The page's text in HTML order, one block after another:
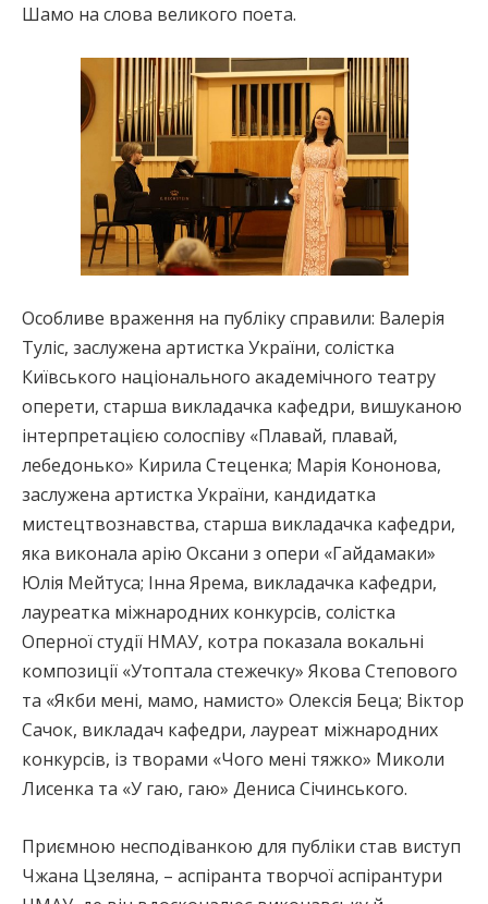
Шамо на слова великого поета.
Особливе враження на публіку справили: Валерія
Туліс, заслужена артистка України, солістка
Київського національного академічного театру
оперети, старша викладачка кафедри, вишуканою
інтерпретацією солоспіву «Плавай, плавай,
лебедонько» Кирила Стеценка; Марія Кононова,
заслужена артистка України, кандидатка
мистецтвознавства, старша викладачка кафедри,
яка виконала арію Оксани з опери «Гайдамаки»
Юлія Мейтуса; Інна Ярема, викладачка кафедри,
лауреатка міжнародних конкурсів, солістка
Оперної студії НМАУ, котра показала вокальні
композиції «Утоптала стежечку» Якова Степового
та «Якби мені, мамо, намисто» Олексія Беца; Віктор
Сачок, викладач кафедри, лауреат міжнародних
конкурсів, із творами «Чого мені тяжко» Миколи
Лисенка та «У гаю, гаю» Дениса Січинського.
Приємною несподіванкою для публіки став виступ
Чжана Цзеляна, – аспіранта творчої аспірантури